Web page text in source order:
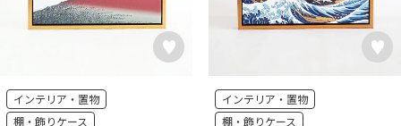
インテリア・置物
棚・飾りケース
インテリア・置物
棚・飾りケース